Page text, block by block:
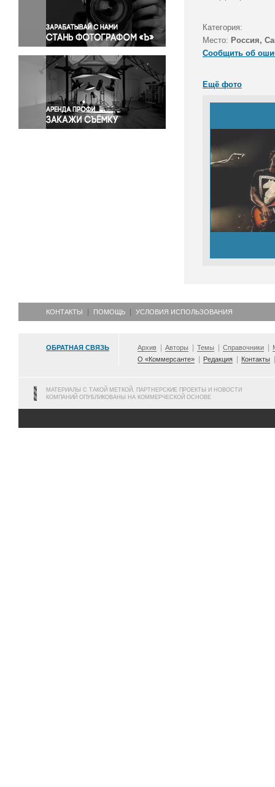
Правосудие
Происшествия и конфликты
Религия
Светская жизнь
Спорт
Экология
Экономика и бизнес
Категория:
Место: Россия,
Сообщить об
Ещё фото
КОНТАКТЫ ПОМОЩЬ УСЛОВИЯ ИСПОЛЬЗОВАНИЯ
ОБРАТНАЯ СВЯЗЬ Архив Авторы Темы Справочники
О «Коммерсанте»
Редакция Контакты
МАТЕРИАЛЫ С ТАКОЙ МЕТКОЙ, ПАРТНЕРСКИЕ ПРОЕКТЫ И НОВОСТИ
КОМПАНИЙ ОПУБЛИКОВАНЫ НА КОММЕРЧЕСКОЙ ОСНОВЕ